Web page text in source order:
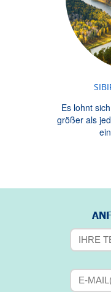
Es lohnt
größer als